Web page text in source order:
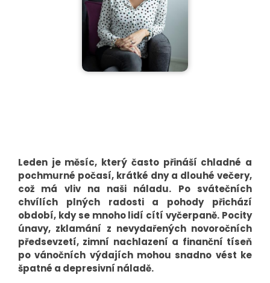
Leden je měsíc, který často přináší chladné a
pochmurné počasí, krátké dny a dlouhé večery,
což má vliv na naši náladu. Po svátečních
chvílích plných radosti a pohody přichází
období, kdy se mnoho lidí cítí vyčerpaně. Pocity
únavy, zklamání z nevydařených novoročních
předsevzetí, zimní nachlazení a finanční tíseň
po vánočních výdajích mohou snadno vést ke
špatné a depresivní náladě.